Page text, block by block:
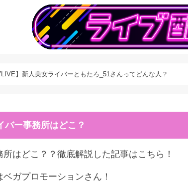
】新人美女ライバーともたろ_51さんってどんな人？
バー事務所はどこ？
はどこ？？徹底解説した記事はこちら！
ガプロモーションさん！